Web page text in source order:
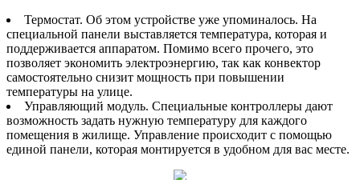
Термостат. Об этом устройстве уже упоминалось. На
специальной панели выставляется температура, которая и
поддерживается аппаратом. Помимо всего прочего, это
позволяет экономить электроэнергию, так как конвектор
самостоятельно снизит мощность при повышении
температуры на улице.
Управляющий модуль. Специальные контроллеры дают
возможность задать нужную температуру для каждого
помещения в жилище. Управление происходит с помощью
единой панели, которая монтируется в удобном для вас месте.